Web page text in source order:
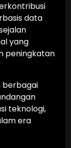
data
yang
peningkatan
berbagai
teknologi,
era